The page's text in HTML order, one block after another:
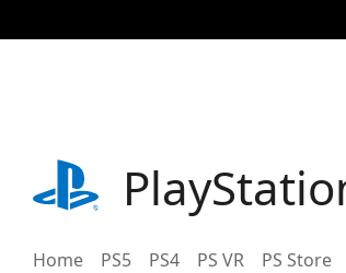
事
playstation.com
Home PS5 PS4 PS VR PS Store